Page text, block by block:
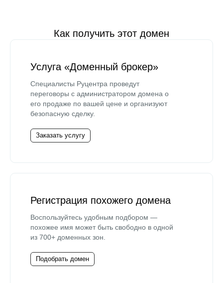
Как получить этот домен
Услуга «Доменный брокер»
Специалисты Руцентра проведут
переговоры с администратором домена о
его продаже по вашей цене и организуют
безопасную сделку.
Заказать услугу
Регистрация похожего домена
Воспользуйтесь удобным подбором —
похожее имя может быть свободно в одной
из 700+ доменных зон.
Подобрать домен